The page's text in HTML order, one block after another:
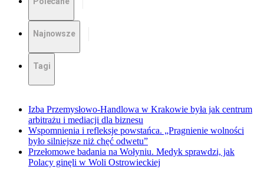
Najnowsze
Tagi
Izba Przemysłowo-Handlowa w Krakowie była jak centrum
arbitrażu i mediacji dla biznesu
Wspomnienia i refleksje powstańca. „Pragnienie wolności
było silniejsze niż chęć odwetu”
Przełomowe badania na Wołyniu. Medyk sprawdzi, jak
Polacy ginęli w Woli Ostrowieckiej